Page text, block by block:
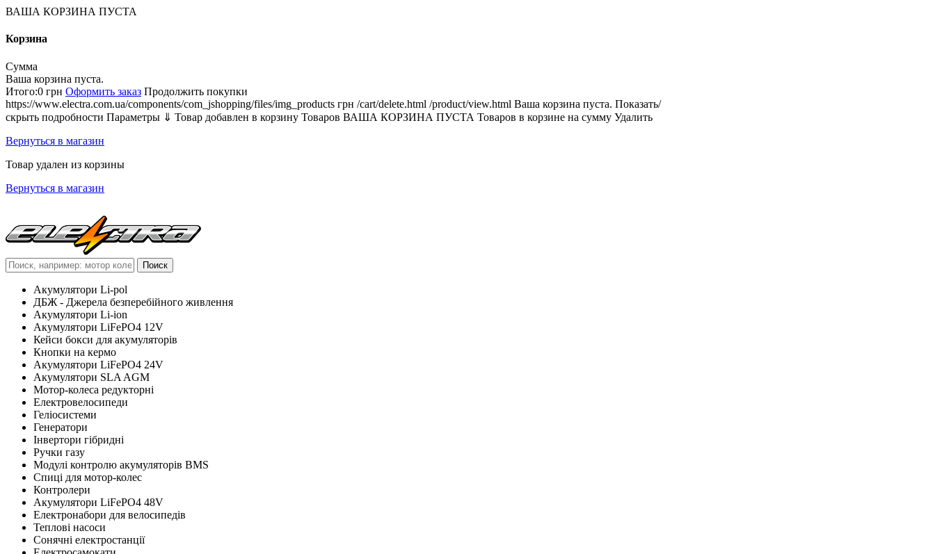
ВАША КОРЗИНА ПУСТА
Корзина
Сумма
Ваша корзина пуста.
Итого:0 грн Оформить заказ Продолжить покупки
https://www.electra.com.ua/components/com_jshopping/files/img_products грн /cart/delete.html /product/view.html Ваша корзина пуста. Показать/
скрыть подробности Параметры ⇓ Товар добавлен в корзину Товаров ВАША КОРЗИНА ПУСТА Товаров в корзине на сумму Удалить
Вернуться в магазин
Товар удален из корзины
Вернуться в магазин
Акумулятори Li-pol
ДБЖ - Джерела безперебійного живлення
Акумулятори Li-ion
Акумулятори LiFePO4 12V
Кейси бокси для акумуляторів
Кнопки на кермо
Акумулятори LiFePO4 24V
Акумулятори SLA AGM
Мотор-колеса редукторні
Електровелосипеди
Геліосистеми
Генератори
Інвертори гібридні
Ручки газу
Модулі контролю акумуляторів BMS
Cпиці для мотор-колес
Контролери
Акумулятори LiFePO4 48V
Електронабори для велосипедів
Теплові насоси
Сонячні електростанції